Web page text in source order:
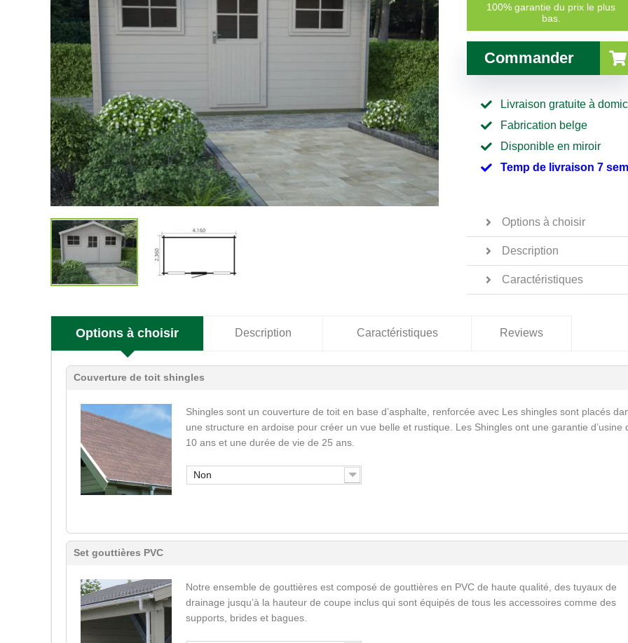
100% garantie du prix le plus
bas.
Commander
Livraison gratuite à
Fabrication belge
Disponible en miroir
Temp de livraison 7
Options à choisir
Description
Caractéristiques
Options à choisir Description Caractéristiques Reviews
Couverture de toit shingles
Shingles sont un couverture de toit en base d’asphalte, renforcée avec Les shingles sont placés
une structure en ardoise pour créer un vue belle et rustique. Les Shingles ont une garantie d’usine
10 ans et une durée de vie de 25 ans.
Non
Set gouttières PVC
Notre ensemble de gouttières est composé de gouttières en PVC de haute qualité, des tuyaux de
drainage jusqu’à la hauteur de coupe inclus qui sont équipés de tous les accessoires comme des
supports, brides et bagues.